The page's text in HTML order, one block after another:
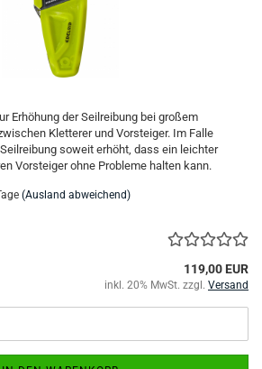
Erhöhung der Seilreibung bei großem
Kletterer und Vorsteiger. Im Falle
soweit erhöht, dass ein leichter
Vorsteiger ohne Probleme halten kann.
(Ausland abweichend)
119,00 EUR
inkl. 20% MwSt. zzgl. Versand